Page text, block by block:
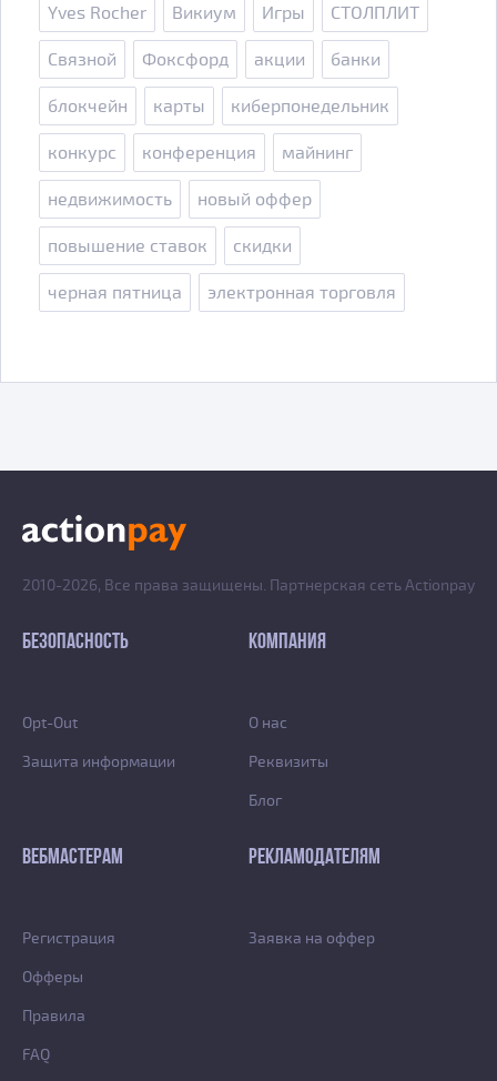
Yves Rocher Викиум Игры СТОЛПЛИТ
Связной Фоксфорд акции банки
блокчейн карты киберпонедельник
конкурс конференция майнинг
недвижимость новый оффер
повышение ставок скидки
черная пятница электронная торговля
2010-2026, Все права защищены. Партнерская сеть Actionpay
БЕЗОПАСНОСТЬ
Opt-Out
Защита информации
КОМПАНИЯ
О нас
Реквизиты
Блог
ВЕБМАСТЕРАМ
Регистрация
Офферы
Правила
FAQ
РЕКЛАМОДАТЕЛЯМ
Заявка на оффер